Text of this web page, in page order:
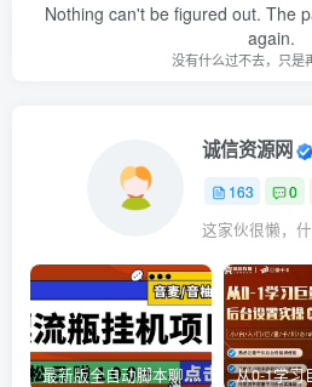
Nothing can't be figured out. The
again.
没有什么过不去，只是
诚信资源网
163 0
这家伙很懒，
最新版全自动脚本聊天挂机漂流瓶项目，单窗口稳定每天收益100+